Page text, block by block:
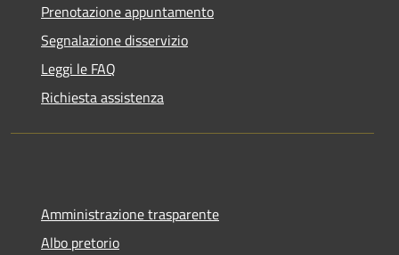
Prenotazione appuntamento
Segnalazione disservizio
Leggi le FAQ
Richiesta assistenza
Amministrazione trasparente
Albo pretorio